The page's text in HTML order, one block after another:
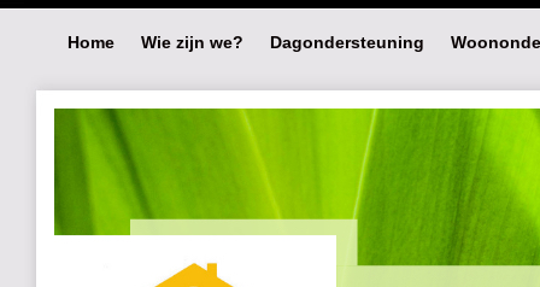
Home Wie zijn we? Dagondersteuning